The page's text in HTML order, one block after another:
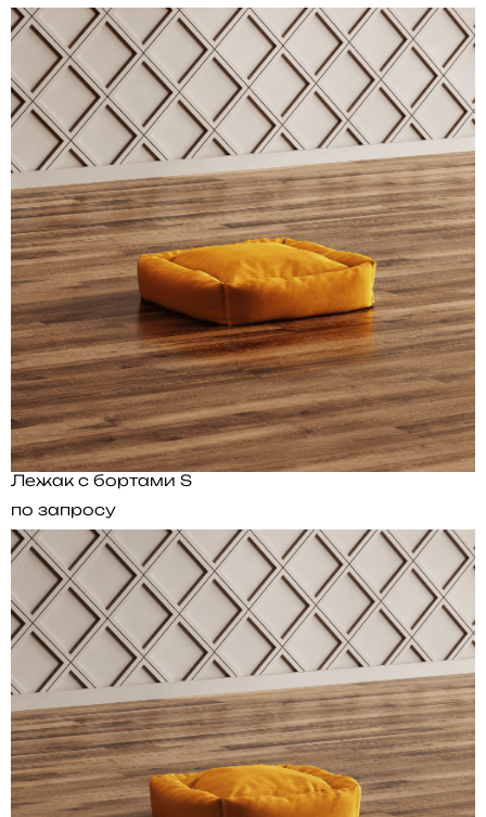
Лежак с бортами S
по запросу